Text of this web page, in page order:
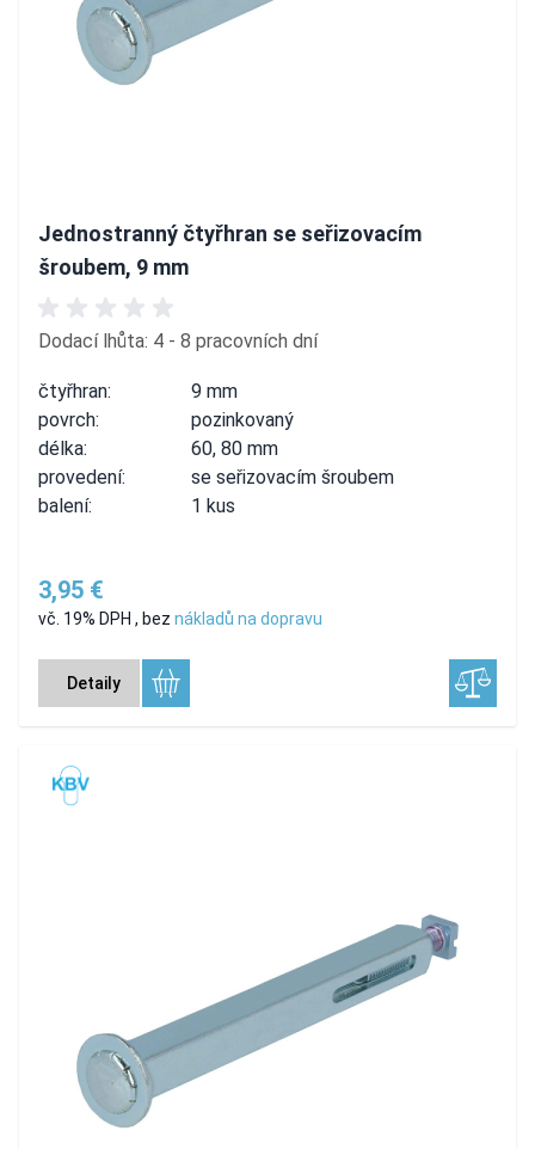
Jednostranný čtyřhran se seřizovacím
šroubem, 9 mm
Dodací lhůta: 4 - 8 pracovních dní
čtyřhran:
9 mm
povrch:
pozinkovaný
délka:
60, 80 mm
provedení:
se seřizovacím šroubem
balení:
1 kus
3,95 €
vč. 19% DPH , bez nákladů na dopravu
Detaily